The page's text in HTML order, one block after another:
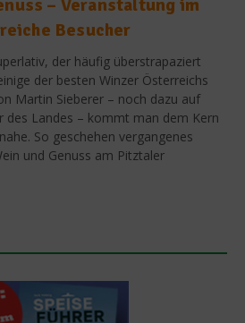
– Veranstaltung im
Besucher
der häufig überstrapaziert
der besten Winzer Österreichs
Martin Sieberer – noch dazu auf
des Landes – kommt man dem Kern
So geschehen vergangenes
und Genuss am Pitztaler